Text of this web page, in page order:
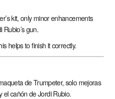
kit, only minor enhancements
gun.
helps to finish it correctly.
de Trumpeter, solo mejoras
el cañón de Jordi Rubio.